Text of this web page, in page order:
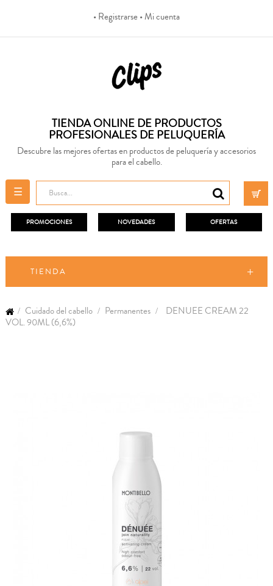
• Registrarse• Mi cuenta
TIENDA ONLINE DE PRODUCTOS
PROFESIONALES DE PELUQUERÍA
Descubre las mejores ofertas en productos de peluquería y accesorios
para el cabello.
Navegación
de
palanca
☰
PROMOCIONES NOVEDADES OFERTAS
TIENDA
Cuidado del cabello Permanentes
DENUEE CREAM 22
VOL. 90ML (6,6%)